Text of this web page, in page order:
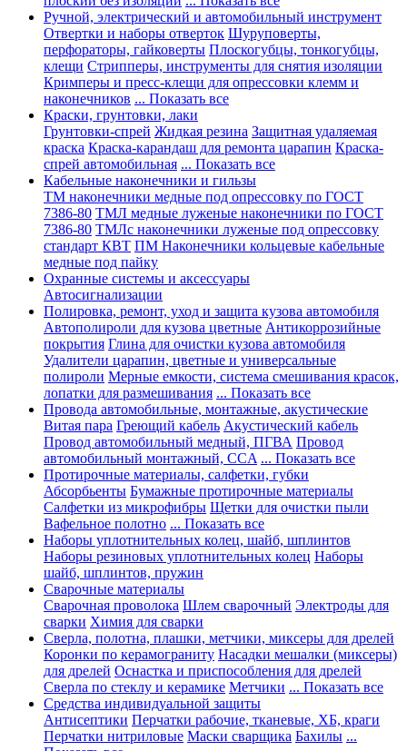
Ручной, электрический и автомобильный инструмент
Отвертки и наборы отверток Шуруповерты,
перфораторы, гайковерты Плоскогубцы, тонкогубцы,
клещи Стрипперы, инструменты для снятия изоляции
Кримперы и пресс-клещи для опрессовки клемм и
наконечников ... Показать все
Краски, грунтовки, лаки
Грунтовки-спрей Жидкая резина Защитная удаляемая
краска Краска-карандаш для ремонта царапин Краска-
спрей автомобильная ... Показать все
Кабельные наконечники и гильзы
ТМ наконечники медные под опрессовку по ГОСТ
7386-80 ТМЛ медные луженые наконечники по ГОСТ
7386-80 ТМЛс наконечники луженые под опрессовку
стандарт КВТ ПМ Наконечники кольцевые кабельные
медные под пайку
Охранные системы и аксессуары
Автосигнализации
Полировка, ремонт, уход и защита кузова автомобиля
Автополироли для кузова цветные Антикоррозийные
покрытия Глина для очистки кузова автомобиля
Удалители царапин, цветные и универсальные
полироли Мерные емкости, система смешивания красок,
лопатки для размешивания ... Показать все
Провода автомобильные, монтажные, акустические
Витая пара Греющий кабель Акустический кабель
Провод автомобильный медный, ПГВА Провод
автомобильный монтажный, CCA ... Показать все
Протирочные материалы, салфетки, губки
Абсорбьенты Бумажные протирочные материалы
Салфетки из микрофибры Щетки для очистки пыли
Вафельное полотно ... Показать все
Наборы уплотнительных колец, шайб, шплинтов
Наборы резиновых уплотнительных колец Наборы
шайб, шплинтов, пружин
Сварочные материалы
Сварочная проволока Шлем сварочный Электроды для
сварки Химия для сварки
Сверла, полотна, плашки, метчики, миксеры для дрелей
Коронки по керамограниту Насадки мешалки (миксеры)
для дрелей Оснастка и приспособления для дрелей
Сверла по стеклу и керамике Метчики ... Показать все
Средства индивидуальной защиты
Антисептики Перчатки рабочие, тканевые, ХБ, краги
Перчатки нитриловые Маски сварщика Бахилы ...